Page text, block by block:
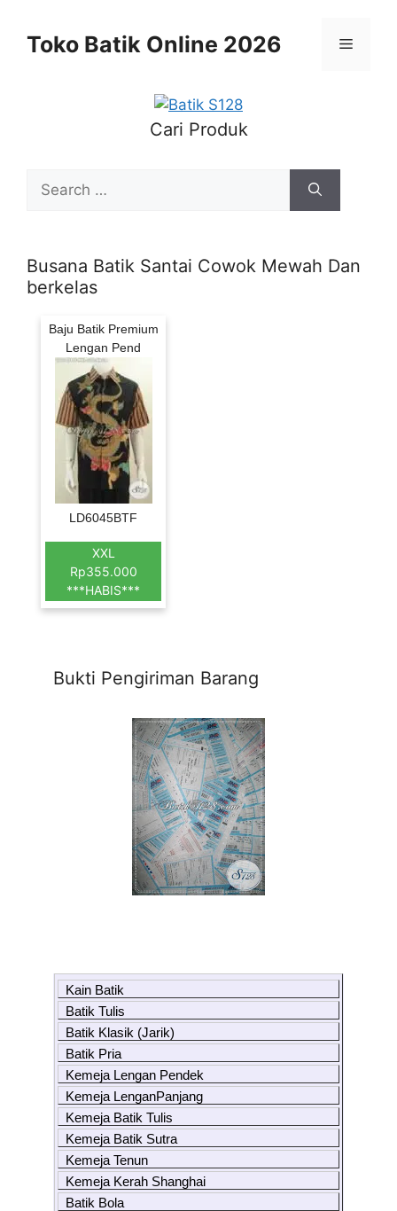
contentToko Batik Online 2026 Menu
Cari Produk
for:
Busana Batik Santai Cowok Mewah Dan
berkelas
Baju Batik Premium
Lengan Pend
LD6045BTF
XXL
Rp355.000
***HABIS***
Bukti Pengiriman Barang
Kain Batik
Batik Tulis
Batik Klasik (Jarik)
Batik Pria
Kemeja Lengan Pendek
Kemeja LenganPanjang
Kemeja Batik Tulis
Kemeja Batik Sutra
Kemeja Tenun
Kemeja Kerah Shanghai
Batik Bola